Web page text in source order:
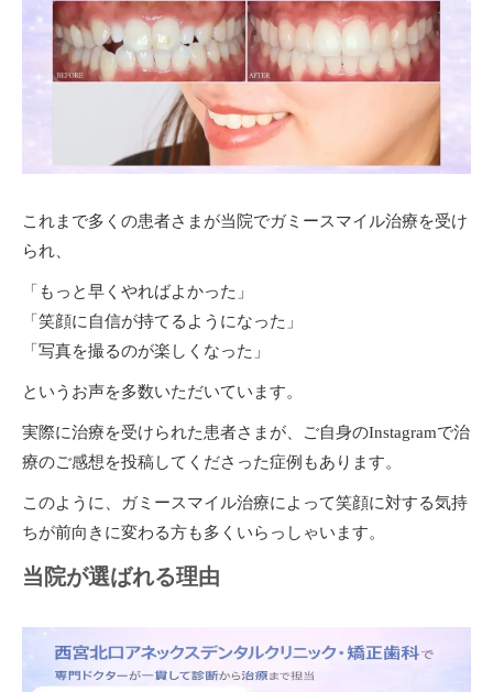
これまで多くの患者さまが当院でガミースマイル治療を受け
られ、
「もっと早くやればよかった」
「笑顔に自信が持てるようになった」
「写真を撮るのが楽しくなった」
というお声を多数いただいています。
実際に治療を受けられた患者さまが、ご自身のInstagramで治
療のご感想を投稿してくださった症例もあります。
このように、ガミースマイル治療によって笑顔に対する気持
ちが前向きに変わる方も多くいらっしゃいます。
当院が選ばれる理由